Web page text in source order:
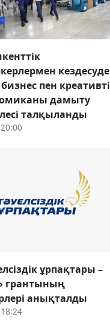
кездесуде
пен креативті
дамыту
талқыланды
ұрпақтары –
грантының
анықталды
18:24